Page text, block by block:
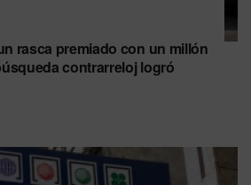
rasca premiado con un millón
contrarreloj logró